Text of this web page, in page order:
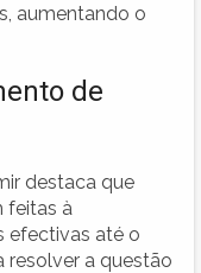
aumentando o
de
destaca que
feitas à
efectivas até o
resolver a questão